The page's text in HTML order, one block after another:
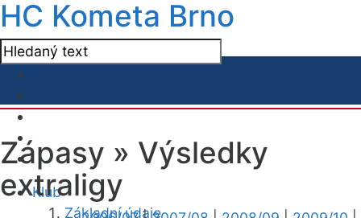
HC Kometa Brno
Klub
Základní údaje
Zápasy » Výsledky
extraligy